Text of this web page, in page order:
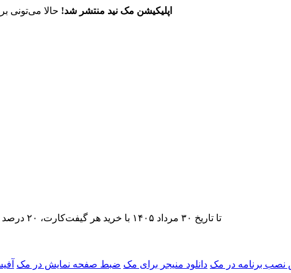
اپلیکیشن مک نید منتشر شد! حالا می‌تونی
تا تاریخ ۳۰ مرداد ۱۴۰۵ با خرید هر گیفت‌کارت، ۲۰ درصد تخفیف اشتراک اپ‌استور مک نید را دریافت کنید.
نصب برنامه در مک دانلود منیجر برای مک ضبط صفحه نمایش در مک